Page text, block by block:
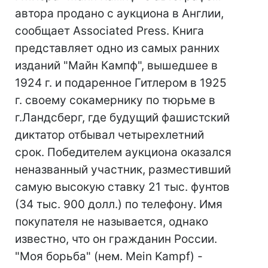
автора продано с аукциона в Англии,
сообщает Associated Press. Книга
представляет одно из самых ранних
изданий "Майн Кампф", вышедшее в
1924 г. и подаренное Гитлером в 1925
г. своему сокамернику по тюрьме в
г.Ландсберг, где будущий фашистский
диктатор отбывал четырехлетний
срок. Победителем аукциона оказался
неназванный участник, разместивший
самую высокую ставку 21 тыс. фунтов
(34 тыс. 900 долл.) по телефону. Имя
покупателя не называется, однако
известно, что он гражданин России.
"Моя борьба" (нем. Mein Kampf) -